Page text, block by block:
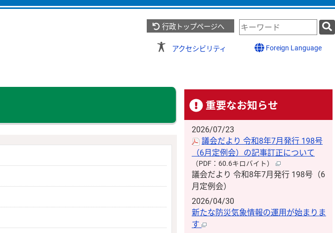
行政トップページへ
検
索
ド
アクセシビリティ Foreign Language
重要なお知らせ
2026/07/23
議会だより 令和8年7月発行 198号
（6月定例会）の記事訂正について
（PDF：60.6キロバイト）
議会だより 令和8年7月発行 198号（6
月定例会）
2026/04/30
新たな防災気象情報の運用が始まりま
す